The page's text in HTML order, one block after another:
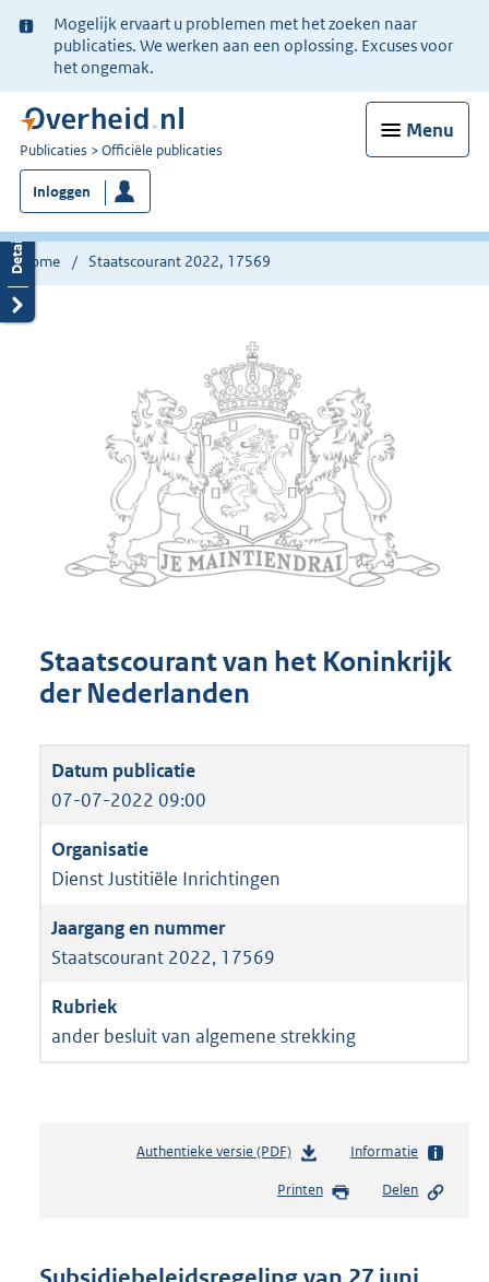
Ter
informatie:
Mogelijk ervaart u problemen met het zoeken naar
publicaties. We werken aan een oplossing. Excuses voor
het ongemak.
Menu
U
bent
nu
hier:
Publicaties Officiële publicaties
Inloggen
Home Staatscourant 2022, 17569
Staatscourant van het Koninkrijk
der Nederlanden
07-07-2022 09:00
Dienst Justitiële Inrichtingen
Staatscourant 2022, 17569
ander besluit van algemene strekking
Authentieke versie (PDF)b
s
Informatie
Printen Delen